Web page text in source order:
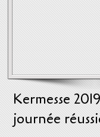
Kermesse
journée